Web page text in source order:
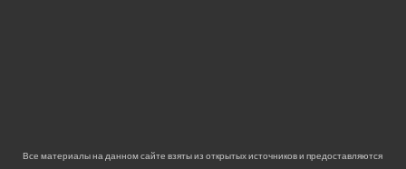
Все материалы на данном сайте взяты из открытых источников и предоставляются